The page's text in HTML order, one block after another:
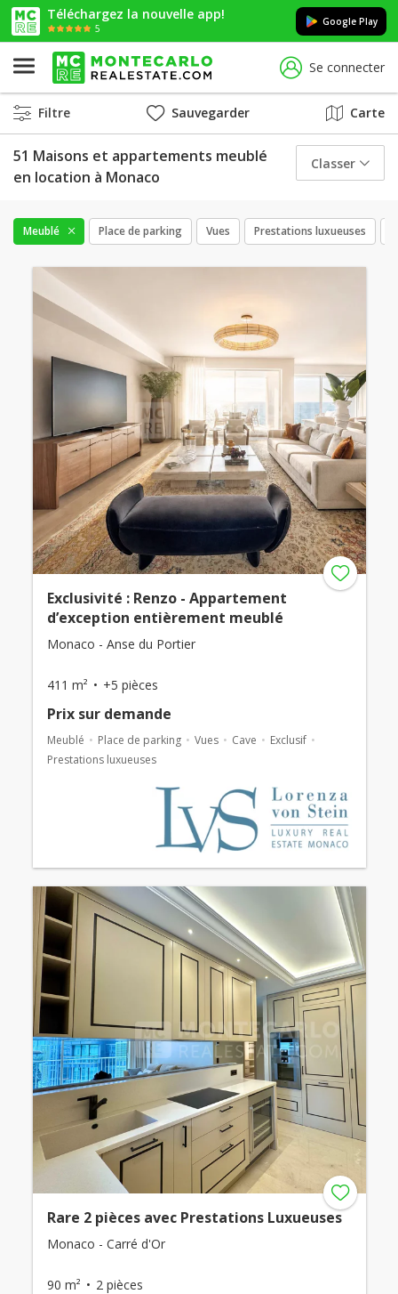
Téléchargez la nouvelle app!
5
Google Play
Se connecter
Filtre Sauvegarder Carte
51 Maisons et appartements meublé
en location à Monaco
Classer
Meublé Place de parking Vues Prestations luxueuses
Exclusivité : Renzo - Appartement
d’exception entièrement meublé
Monaco - Anse du Portier
411 m² +5 pièces
Prix ​​sur demande
Meublé Place de parking Vues Cave
Exclusif
Prestations luxueuses
Rare 2 pièces avec Prestations Luxueuses
Monaco - Carré d'Or
90 m² 2 pièces